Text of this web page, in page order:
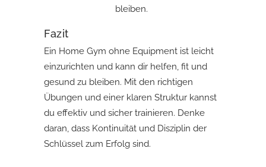
bleiben.
Fazit
Ein Home Gym ohne Equipment ist leicht
einzurichten und kann dir helfen, fit und
gesund zu bleiben. Mit den richtigen
Übungen und einer klaren Struktur kannst
du effektiv und sicher trainieren. Denke
daran, dass Kontinuität und Disziplin der
Schlüssel zum Erfolg sind.